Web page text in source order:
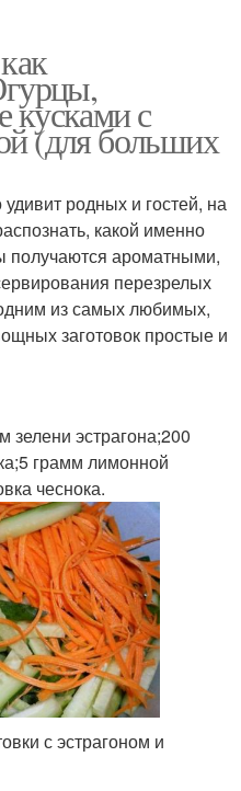
кусками с
(для больших
удивит родных и гостей, на
какой именно
получаются ароматными,
перезрелых
из самых любимых,
заготовок простые и
зелени эстрагона;200
грамм лимонной
чеснока.
с эстрагоном и